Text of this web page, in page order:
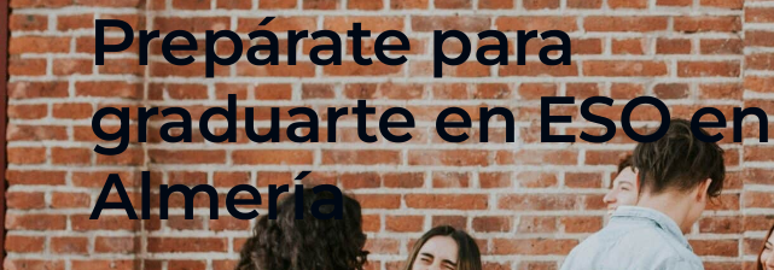
Prepárate para
graduarte en ESO en
Almería